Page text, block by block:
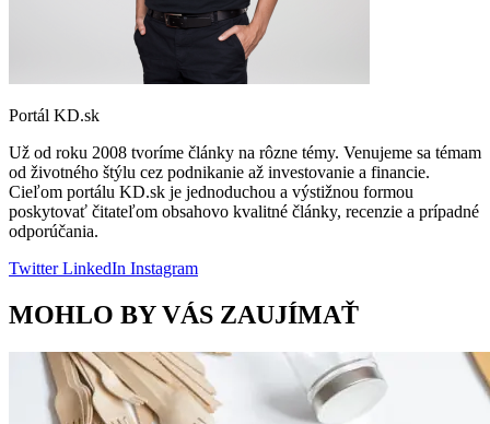
Portál KD.sk
Už od roku 2008 tvoríme články na rôzne témy. Venujeme sa témam
od životného štýlu cez podnikanie až investovanie a financie.
Cieľom portálu KD.sk je jednoduchou a výstižnou formou
poskytovať čitateľom obsahovo kvalitné články, recenzie a prípadné
odporúčania.
TwitterLinkedIn Instagram
MOHLO BY VÁS ZAUJÍMAŤ